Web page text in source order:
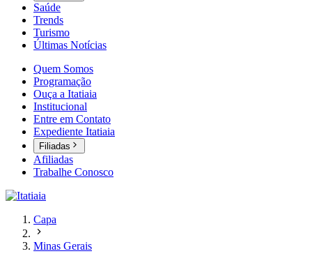
Saúde
Trends
Turismo
Últimas Notícias
Quem Somos
Programação
Ouça a Itatiaia
Institucional
Entre em Contato
Expediente Itatiaia
Filiadas
Afiliadas
Trabalhe Conosco
Capa
Minas Gerais